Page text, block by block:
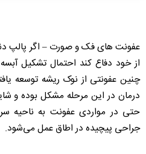
عفونت های فک و صورت – اگر پالپ
از خود دفاع کند احتمال تشکیل
چنین عفونتی از نوک ریشه توسعه
درمان در این مرحله مشکل بوده و
حتی در مواردی عفونت به ناحیه
جراحی پیچیده در اطاق عمل می‌شود.